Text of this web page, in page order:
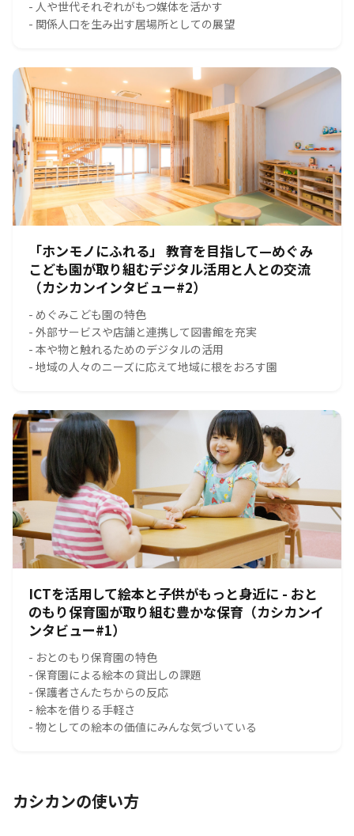
- 人や世代それぞれがもつ媒体を活かす
- 関係人口を生み出す居場所としての展望
「ホンモノにふれる」 教育を目指して—めぐみ
こども園が取り組むデジタル活用と人との交流
（カシカンインタビュー#2）
- めぐみこども園の特色
- 外部サービスや店舗と連携して図書館を充実
- 本や物と触れるためのデジタルの活用
- 地域の人々のニーズに応えて地域に根をおろす園
ICTを活用して絵本と子供がもっと身近に - おと
のもり保育園が取り組む豊かな保育（カシカンイ
ンタビュー#1）
- おとのもり保育園の特色
- 保育園による絵本の貸出しの課題
- 保護者さんたちからの反応
- 絵本を借りる手軽さ
- 物としての絵本の価値にみんな気づいている
カシカンの使い方